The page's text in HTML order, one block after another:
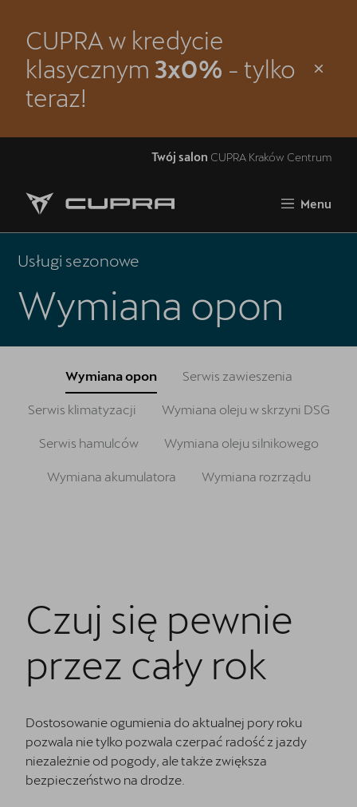
CUPRA w kredycie
klasycznym 3x0% - tylko
teraz!
Twój salon CUPRA Kraków Centrum
Menu
Strona główna
Jazda próbna CUPRĄ
5 lat gwarancji
Finansowanie
Serwis
Akcesoria CUPRA
Usługi sezonowe
Wymiana opon
Wymiana opon Serwis zawieszenia
Serwis klimatyzacji Wymiana oleju w skrzyni DSG
Serwis hamulców Wymiana oleju silnikowego
Wymiana akumulatora Wymiana rozrządu
Czuj się pewnie
przez cały rok
Dostosowanie ogumienia do aktualnej pory roku
pozwala nie tylko pozwala czerpać radość z jazdy
niezależnie od pogody, ale także zwiększa
bezpieczeństwo na drodze.